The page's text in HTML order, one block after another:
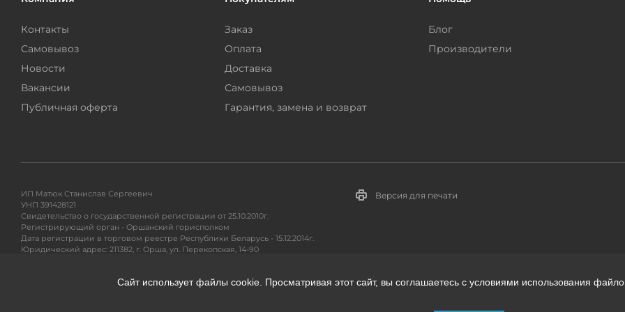
Контакты
Самовывоз
Новости
Вакансии
Публичная оферта
Заказ
Оплата
Доставка
Самовывоз
Гарантия, замена и возврат
Блог
Производители
ИП Матюк Станислав Сергеевич
УНП 391428121
Свидетельство о государственной регистрации от 25.10.2010г.
Регистрирующий орган - Оршанский горисполком
Дата регистрации в торговом реестре Республики Беларусь - 15.12.2014г.
Юридический адрес: 211382, г. Орша, ул. Перекопская, 14-90
Гарантийное и сервисное обслуживание, разрешение вопросов покупателей:
Версия для печати
Сайт использует файлы cookie. Просматривая этот сайт, вы соглашаетесь с условиями использования